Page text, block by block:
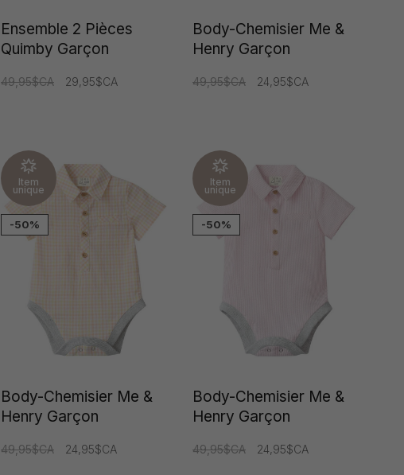
Ensemble 2 Pièces
Quimby Garçon
49,95$CA 29,95$CA
Body-Chemisier Me &
Henry Garçon
49,95$CA 24,95$CA
Item
unique
-50%
Body-Chemisier Me &
Henry Garçon
49,95$CA 24,95$CA
Item
unique
-50%
Body-Chemisier Me &
Henry Garçon
49,95$CA 24,95$CA